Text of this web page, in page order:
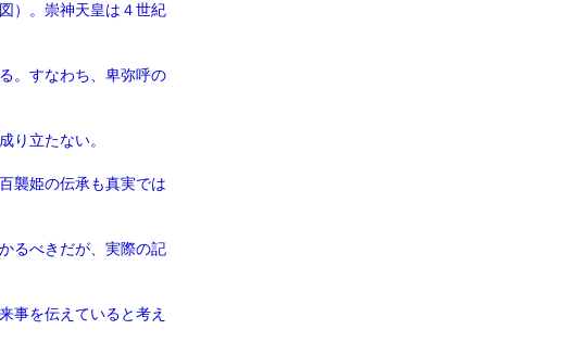
）。崇神天皇は４世紀
。すなわち、卑弥呼の
り立たない。
襲姫の伝承も真実では
るべきだが、実際の記
事を伝えていると考え